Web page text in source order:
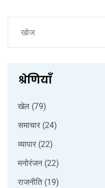
श्रेणियाँ
खेल (79)
समाचार (24)
व्यापार (22)
मनोरंजन (22)
राजनीति (19)